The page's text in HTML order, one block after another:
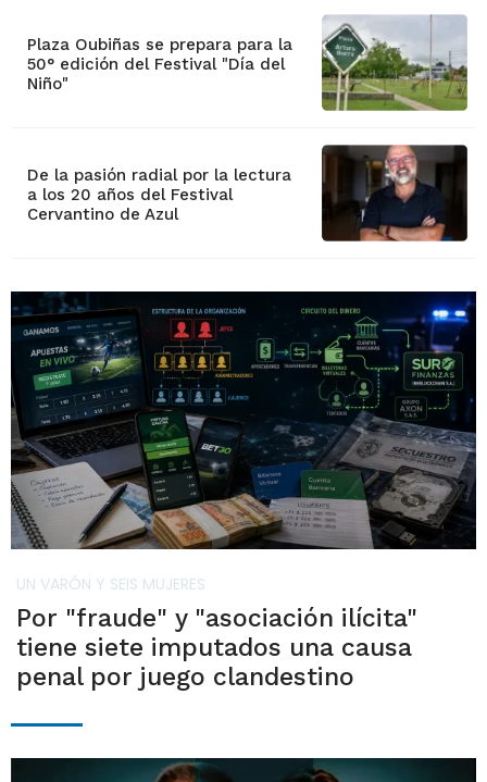
Plaza Oubiñas se prepara para la
50° edición del Festival "Día del
Niño"
De la pasión radial por la lectura
a los 20 años del Festival
Cervantino de Azul
UN VARÓN Y SEIS MUJERES
Por "fraude" y "asociación ilícita"
tiene siete imputados una causa
penal por juego clandestino